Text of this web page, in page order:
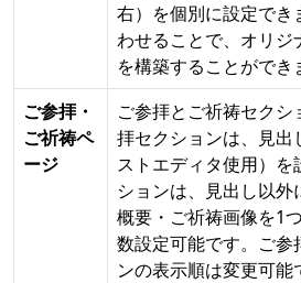
右）を個別に設定でき
わせることで、オリジ
を構築することができ
ご参拝・
ご祈祷ペ
ージ
ご参拝とご祈祷セク
拝セクションは、見出
ストエディタ使用）を
ションは、見出し以
概要・ご祈祷画像を1
数設定可能です。ご参
ンの表示順は変更可能